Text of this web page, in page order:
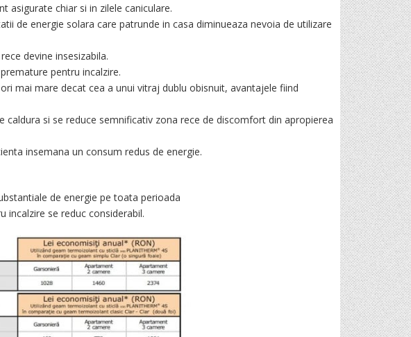
asigurate chiar si in zilele caniculare.
de energie solara care patrunde in casa diminueaza nevoia de utilizare
devine insesizabila.
pentru incalzire.
mai mare decat cea a unui vitraj dublu obisnuit, avantajele fiind
caldura si se reduce semnificativ zona rece de discomfort din apropierea
insemana un consum redus de energie.
de energie pe toata perioada
incalzire se reduc considerabil.